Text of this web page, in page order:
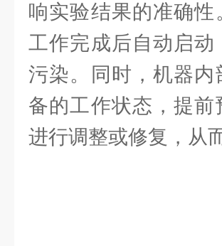
响实验结果的准确
工作完成后自动启
污染。同时，机器
备的工作状态，提
进行调整或修复，从